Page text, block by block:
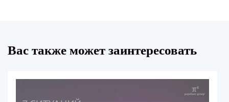
Вас также может заинтересовать